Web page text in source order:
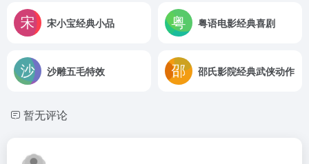
宋小宝经典小品 粤语电影经典喜剧
沙雕五毛特效 邵氏影院经典武侠动作
暂无评论